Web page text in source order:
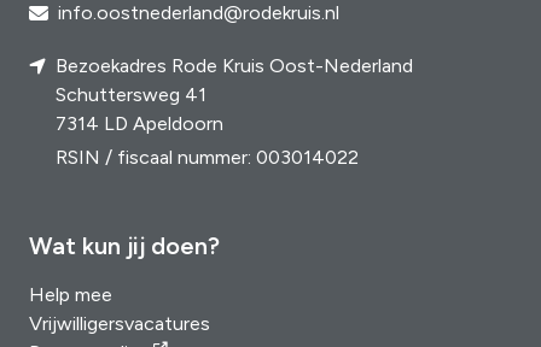
info.oostnederland@rodekruis.nl
Bezoekadres Rode Kruis Oost-Nederland
Schuttersweg 41
7314 LD Apeldoorn
RSIN / fiscaal nummer: 003014022
Wat kun jij doen?
Help mee
Vrijwilligersvacatures